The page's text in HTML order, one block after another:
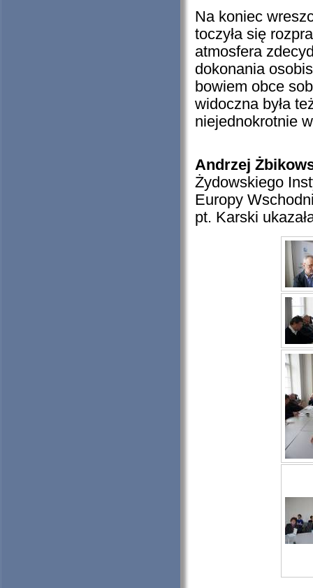
Na koniec
toczyła się
atmosfera
dokonania
bowiem obce
widoczna była
niejednokrotnie
Andrzej
Żydowskiego
Europy
pt. Karski